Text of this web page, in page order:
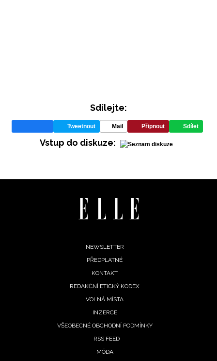
REDAKCE
Sdílejte:
Tweetnout Mail Připnout Sdílet
Vstup do diskuze:
NEWSLETTER
PŘEDPLATNÉ
KONTAKT
REDAKČNÍ ETICKÝ KODEX
VOLNÁ MÍSTA
INZERCE
VŠEOBECNÉ OBCHODNÍ PODMÍNKY
RSS FEED
MÓDA